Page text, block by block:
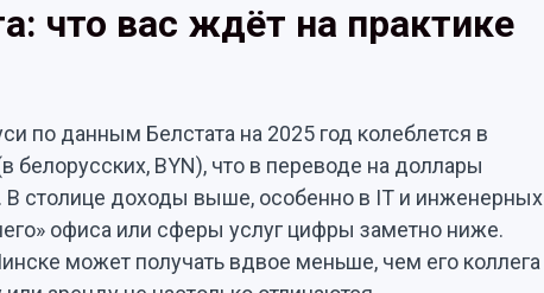
что вас ждёт на практике
по данным Белстата на 2025 год колеблется в
белорусских, BYN), что в переводе на доллары
В столице доходы выше, особенно в IT и инженерных
офиса или сферы услуг цифры заметно ниже.
может получать вдвое меньше, чем его коллега